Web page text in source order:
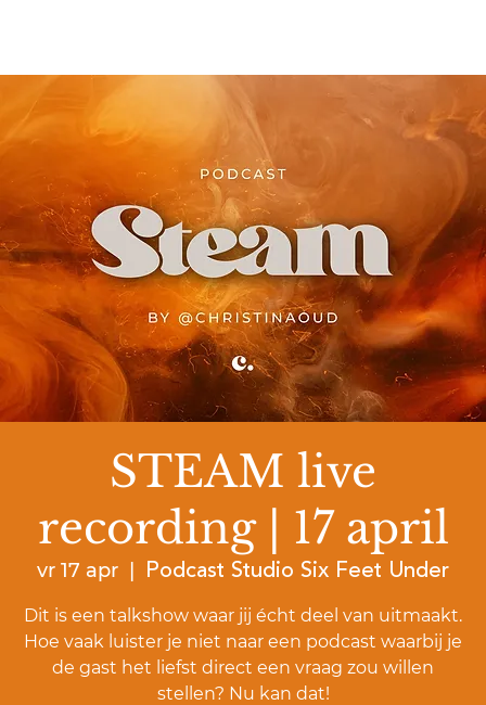
STEAM live
recording | 17 april
vr 17 apr Podcast Studio Six Feet Under
Dit is een talkshow waar jij écht deel van uitmaakt.
Hoe vaak luister je niet naar een podcast waarbij je
de gast het liefst direct een vraag zou willen
stellen? Nu kan dat!